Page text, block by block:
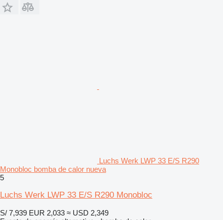
Luchs Werk LWP 33 E/S R290
Monobloc bomba de calor nueva
5
Luchs Werk LWP 33 E/S R290 Monobloc
S/ 7,939 EUR 2,033 ≈ USD 2,349